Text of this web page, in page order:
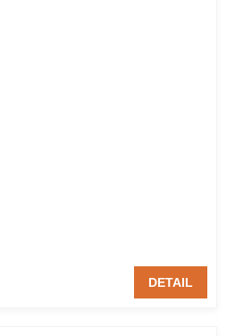
DETAIL